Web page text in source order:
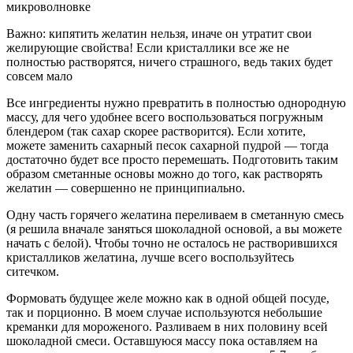
микроволновке
Важно: кипятить желатин нельзя, иначе он утратит свои
желирующие свойства! Если кристаллики все же не
полностью растворятся, ничего страшного, ведь таких будет
совсем мало
Все ингредиенты нужно превратить в полностью однородную
массу, для чего удобнее всего воспользоваться погружным
блендером (так сахар скорее растворится). Если хотите,
можете заменить сахарный песок сахарной пудрой — тогда
достаточно будет все просто перемешать. Подготовить таким
образом сметанные основы можно до того, как растворять
желатин — совершенно не принципиально.
Одну часть горячего желатина переливаем в сметанную смесь
(я решила вначале заняться шоколадной основой, а вы можете
начать с белой). Чтобы точно не осталось не растворившихся
кристалликов желатина, лучше всего воспользуйтесь
ситечком.
Формовать будущее желе можно как в одной общей посуде,
так и порционно. В моем случае используются небольшие
креманки для мороженого. Разливаем в них половину всей
шоколадной смеси. Оставшуюся массу пока оставляем на